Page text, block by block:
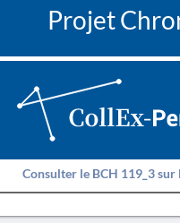
Projet
Consulter le BCH 119_3 sur